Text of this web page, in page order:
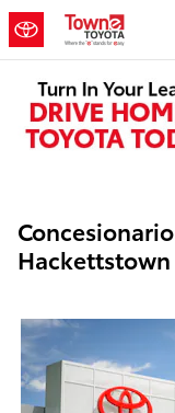
Skip to main content
Hackettstown